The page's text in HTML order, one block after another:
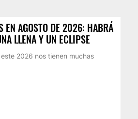
EN AGOSTO DE 2026: HABRÁ
LLENA Y UN ECLIPSE
2026 nos tienen muchas